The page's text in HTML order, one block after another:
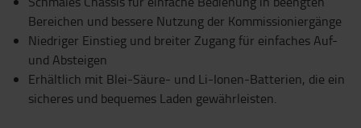
Bereichen und bessere Nutzung der Kommissioniergänge
Niedriger Einstieg und breiter Zugang für einfaches Auf-
und Absteigen
Erhältlich mit Blei-Säure- und Li-Ionen-Batterien, die ein
sicheres und bequemes Laden gewährleisten.